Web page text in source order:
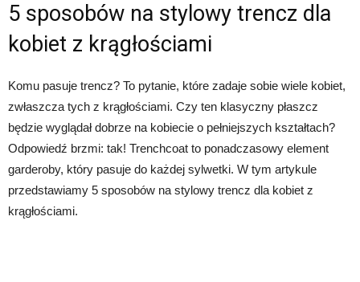
5 sposobów na stylowy trencz dla
kobiet z krągłościami
Komu pasuje trencz? To pytanie, które zadaje sobie wiele kobiet,
zwłaszcza tych z krągłościami. Czy ten klasyczny płaszcz
będzie wyglądał dobrze na kobiecie o pełniejszych kształtach?
Odpowiedź brzmi: tak! Trenchcoat to ponadczasowy element
garderoby, który pasuje do każdej sylwetki. W tym artykule
przedstawiamy 5 sposobów na stylowy trencz dla kobiet z
krągłościami.